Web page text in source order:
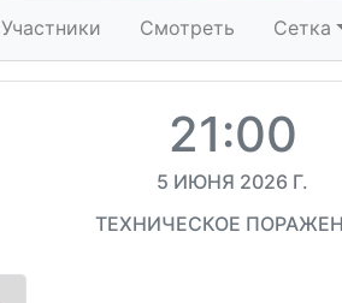
Участники Смотреть Сетка
21:00
5 ИЮНЯ 2026 Г.
ТЕХНИЧЕСКОЕ